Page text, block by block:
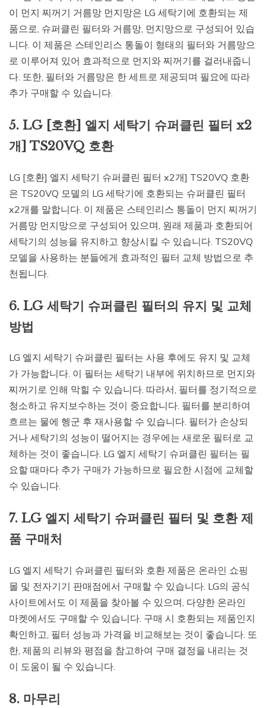
이 먼지 찌꺼기 거름망 먼지망은 LG 세탁기에 호환되는 제
품으로, 슈퍼클린 필터와 거름망, 먼지망으로 구성되어 있습
니다. 이 제품은 스테인리스 통돌이 형태의 필터와 거름망으
로 이루어져 있어 효과적으로 먼지와 찌꺼기를 걸러내줍니
다. 또한, 필터와 거름망은 한 세트로 제공되며 필요에 따라
추가 구매할 수 있습니다.
5. LG [호환] 엘지 세탁기 슈퍼클린 필터 x2
개] TS20VQ 호환
LG [호환] 엘지 세탁기 슈퍼클린 필터 x2개] TS20VQ 호환
은 TS20VQ 모델의 LG 세탁기에 호환되는 슈퍼클린 필터
x2개를 말합니다. 이 제품은 스테인리스 통돌이 먼지 찌꺼기
거름망 먼지망으로 구성되어 있으며, 원래 제품과 호환되어
세탁기의 성능을 유지하고 향상시킬 수 있습니다. TS20VQ
모델을 사용하는 분들에게 효과적인 필터 교체 방법으로 추
천됩니다.
6. LG 세탁기 슈퍼클린 필터의 유지 및 교체
방법
LG 엘지 세탁기 슈퍼클린 필터는 사용 후에도 유지 및 교체
가 가능합니다. 이 필터는 세탁기 내부에 위치하므로 먼지와
찌꺼기로 인해 막힐 수 있습니다. 따라서, 필터를 정기적으로
청소하고 유지보수하는 것이 중요합니다. 필터를 분리하여
흐르는 물에 헹군 후 재사용할 수 있습니다. 필터가 손상되
거나 세탁기의 성능이 떨어지는 경우에는 새로운 필터로 교
체하는 것이 좋습니다. LG 엘지 세탁기 슈퍼클린 필터는 필
요할 때마다 추가 구매가 가능하므로 필요한 시점에 교체할
수 있습니다.
7. LG 엘지 세탁기 슈퍼클린 필터 및 호환 제
품 구매처
LG 엘지 세탁기 슈퍼클린 필터와 호환 제품은 온라인 쇼핑
몰 및 전자기기 판매점에서 구매할 수 있습니다. LG의 공식
사이트에서도 이 제품을 찾아볼 수 있으며, 다양한 온라인
마켓에서도 구매할 수 있습니다. 구매 시 호환되는 제품인지
확인하고, 필터 성능과 가격을 비교해보는 것이 좋습니다. 또
한, 제품의 리뷰와 평점을 참고하여 구매 결정을 내리는 것
이 도움이 될 수 있습니다.
8. 마무리